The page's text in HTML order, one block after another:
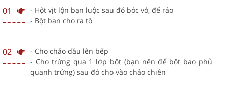
01
- Hột vịt lộn bạn luộc sau đó bóc vỏ, để ráo
- Bột bạn cho ra tô
02
- Cho chảo dầu lên bếp
- Cho trứng qua 1 lớp bột (bạn nên để bột bao phủ
quanh trứng) sau đó cho vào chảo chiên